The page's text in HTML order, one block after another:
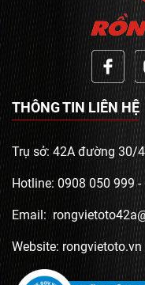
THÔNG TIN LIÊN HỆ
Trụ sở: 42A đường 30/
Hotline: 0908 050 999
Email:
Website: rongvietoto.vn